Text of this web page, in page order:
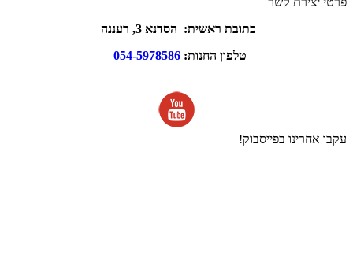
כתובת ראשית: הסדנא 3, רעננה
טלפון החנות:054-5978586
עקבו אחרינו בפייסבוק!